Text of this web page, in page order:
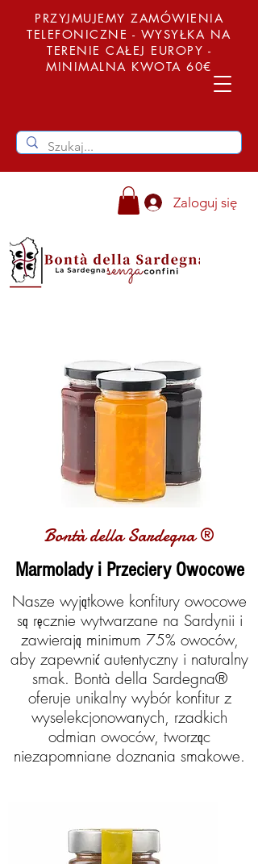
PRZYJMUJEMY ZAMÓWIENIA
TELEFONICZNE - WYSYŁKA NA
TERENIE CAŁEJ EUROPY -
MINIMALNA KWOTA 60€
Zaloguj się
Bontà della Sardegna ®
Marmolady i Przeciery Owocowe
Nasze wyjątkowe konfitury owocowe
są ręcznie wytwarzane na Sardynii i
zawierają minimum 75% owoców,
aby zapewnić autentyczny i naturalny
smak. Bontà della Sardegna®
oferuje unikalny wybór konfitur z
wyselekcjonowanych, rzadkich
odmian owoców, tworząc
niezapomniane doznania smakowe.